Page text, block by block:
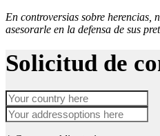
En controversias sobre herencias,
asesorarle en la defensa de sus
Solicitud de